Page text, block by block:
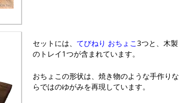
セットには、 てびねり おちょこ3つと、木製
のトレイ1つが含まれています。
おちょこの形状は、焼き物のような手作りな
らではのゆがみを再現しています。